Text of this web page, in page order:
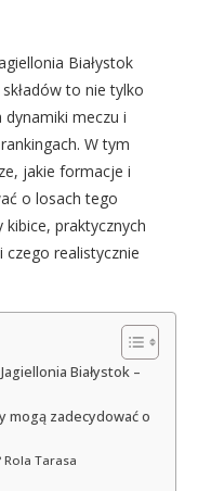
Białystok
to nie tylko
meczu i
W tym
jakie formacje i
o losach tego
praktycznych
czego realistycznie
Białystok –
mogą zadecydować o
Tarasa